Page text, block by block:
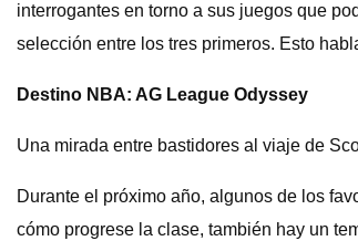
interrogantes en torno a sus juegos que
selección entre los tres primeros. Esto
Destino NBA: AG League Odyssey
Una mirada entre bastidores al viaje de
Durante el próximo año, algunos de los
cómo progrese la clase, también hay un